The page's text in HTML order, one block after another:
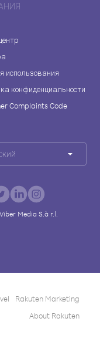
использования
конфиденциальности
Complaints Code
Media S.à r.l.
Rakuten Marketing
About Rakuten